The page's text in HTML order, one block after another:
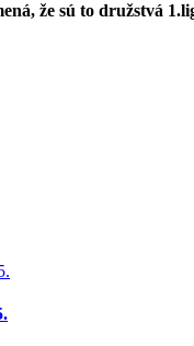
že sú to družstvá